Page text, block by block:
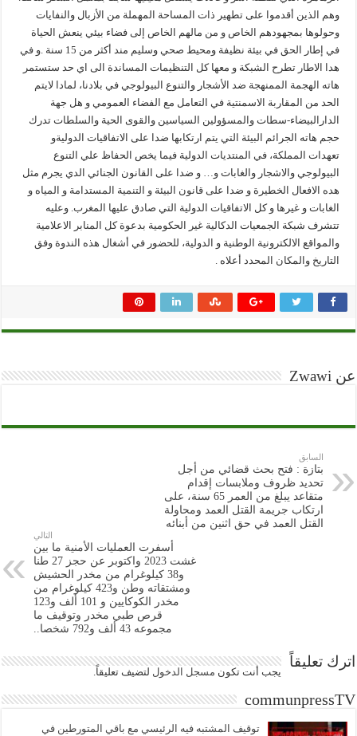
وهم الذين أقدموا على تطهير ذات المساحة المهملة من الأزبال والنفايات
وحولوها بمجهودهم الخاص و من مالهم الخاص إلى فضاء بيئي ينعش الحياة
في إطار الحق في بيئة نظيفة ومحيط صحي وسليم مند أكثر من 15 سنة .و في
هدا الاطار تطرح الشبكة و معها كل التنظيمات المساندة الى اي حد ستستمر
هاته الهجمة الممنهجة ضد الأشجار والتنوع البيولوجي في بلادنا، لمادا لايتم
الحد من المقاربة الاسمنتية في التعامل مع الفضاء العمومي و هل جهة
الدارالبيضاء-سطات والمسؤولين السياسين والقوى الحية والسلطات تدرك
حجم هاته الجرائم البيئة التي يتم ارتكابها ضدا على الاتفاقيات الدوليةو
تعهدات المملكة، في المنتديات الدولية فيما يخص الحفاظ علي التنوع
البيولوجي والاشجار والغابات و… و ضدا على القانون الجنائي الدي يجرم مثل
هده الافعال الخطيرة و ضدا على قانون البيئة و التنمية المستدامة و المياه و
الغابات و غيرها و كل الاتفاقيات الدولية التي صادق عليها المغرب. وعليه
تتشرف شبكة الجمعيات الدكالية غير الحكومية بدعوة كل المنابر الاعلامية
والمواقع الالكترونية الوطنية و الدولية، للحضور في أشغال هذه الندوة وفق
التاريخ والمكان المحدد أعلاه .
عن Zwawi
السابق
بتازة : فتح بحث قضائي من أجل
تحديد ظروف وملابسات إقدام
متقاعد يبلغ من العمر 65 سنة، على
ارتكاب جريمة القتل العمد ومحاولة
القتل العمد في حق اثنين من أبنائه
التالي
أسفرت العمليات الأمنية ما بين
غشت 2023 واكتوبر عن حجز 27 طنا
و38 كيلوغرام من مخدر الحشيش
ومشتقاته وطن و423 كيلوغرام من
مخدر الكوكايين و 101 ألف و123
قرص طبي مخدر وتوقيف ما
مجموعه 43 ألف و792 شخصا..
اترك تعليقاً
يجب أنت تكون مسجل الدخول لتضيف تعليقاً.
communpressTV
توقيف المشتبه فيه الرئيسي مع باقي المتورطين في